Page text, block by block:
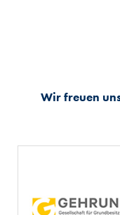
Wir freuen